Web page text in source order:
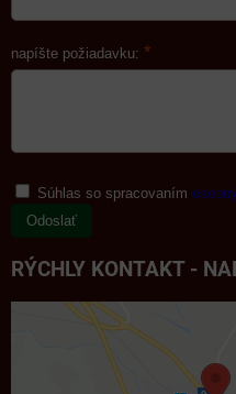
napíšte požiadavku: *
Súhlas so spracovaním
Odoslať
RÝCHLY KONTAKT -